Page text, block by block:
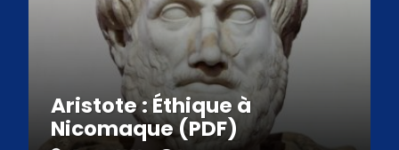
Aristote : Éthique à
Nicomaque (PDF)